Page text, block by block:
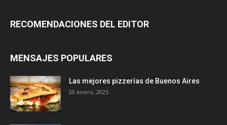
RECOMENDACIONES DEL EDITOR
MENSAJES POPULARES
Las mejores pizzerías de Buenos Aires
20 enero, 2025